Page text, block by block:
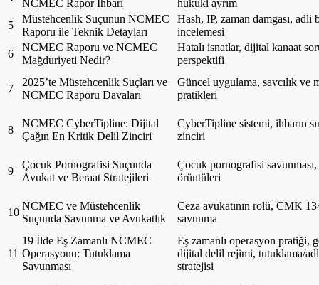
NCMEC Rapor İhbarı
hukuki ayrım
5
Müstehcenlik Suçunun NCMEC
Raporu ile Teknik Detayları
Hash, IP, zaman damgası, adli
incelemesi
6
NCMEC Raporu ve NCMEC
Mağduriyeti Nedir?
Hatalı isnatlar, dijital kanaat
perspektifi
7
2025’te Müstehcenlik Suçları ve
NCMEC Raporu Davaları
Güncel uygulama, savcılık ve
pratikleri
8
NCMEC CyberTipline: Dijital
Çağın En Kritik Delil Zinciri
CyberTipline sistemi, ihbarın
zinciri
9
Çocuk Pornografisi Suçunda
Avukat ve Beraat Stratejileri
Çocuk pornografisi savunması,
örüntüleri
10
NCMEC ve Müstehcenlik
Suçunda Savunma ve Avukatlık
Ceza avukatının rolü, CMK
savunma
11
19 İlde Eş Zamanlı NCMEC
Operasyonu: Tutuklama
Savunması
Eş zamanlı operasyon pratiği,
dijital delil rejimi, tutuklama/
stratejisi